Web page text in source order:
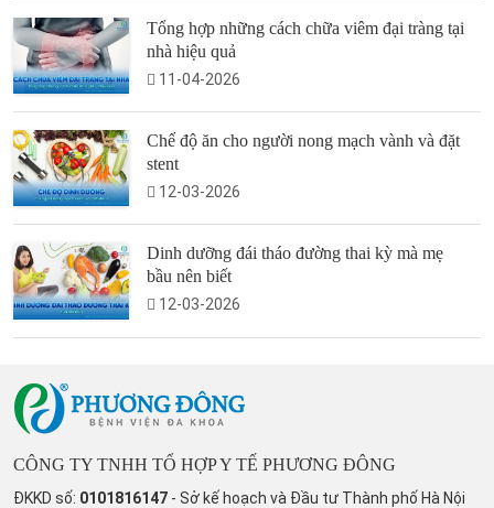
Tổng hợp những cách chữa viêm đại tràng tại
nhà hiệu quả
11-04-2026
Chế độ ăn cho người nong mạch vành và đặt
stent
12-03-2026
Dinh dưỡng đái tháo đường thai kỳ mà mẹ
bầu nên biết
12-03-2026
CÔNG TY TNHH TỔ HỢP Y TẾ PHƯƠNG ĐÔNG
ĐKKD số: 0101816147 - Sở kế hoạch và Đầu tư Thành phố Hà Nội